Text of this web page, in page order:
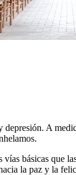
A
básicas que
la paz y la